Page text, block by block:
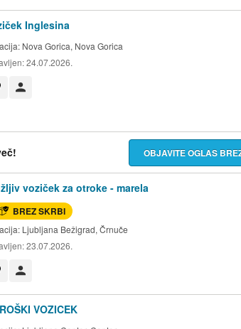
Inglesina
Nova Gorica, Nova Gorica
24.07.2026.
OBJAVITE OGLAS
voziček za otroke - marela
BREZ SKRBI
Ljubljana Bežigrad, Črnuče
23.07.2026.
VOZICEK